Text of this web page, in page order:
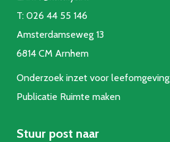
T: 026 44 55 146
Amsterdamseweg 13
6814 CM Arnhem
Onderzoek inzet voor leefomgeving
Publicatie Ruimte maken
Stuur post naar